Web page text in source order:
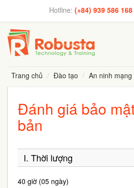
Hotline: (+84) 939 586 168
Trang chủ
Đào tạo An ninh
Đánh giá bảo
bản
I. Thời lượng
40 giờ (05 ngày)